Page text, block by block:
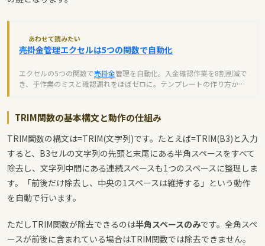
あわせて読みたい
売掛金管理エクセルは5つの関数で自動化
エクセルの5つの関数で売掛金管理を自動化。入金確認作業を8割削減で
き、手作業のミスと確認漏れをほぼゼロに。テンプレートの作り方から
TRIM関数の基本構文と動作の仕組み
TRIM関数の構文は=TRIM(文字列)です。たとえば=TRIM(B3) と入力
すると、B3セルの文字列の先頭と末尾にある半角スペースをすべて
除去し、文字列中間にある連続スペースも1つのスペースに整理しま
す。「前後だけ除去し、中央の1スペースは維持する」という動作
を自動で行います。
ただしTRIM関数が除去できるのは半角スペースのみです。全角スペ
ースが前後に含まれている場合はTRIM関数では除去できません。